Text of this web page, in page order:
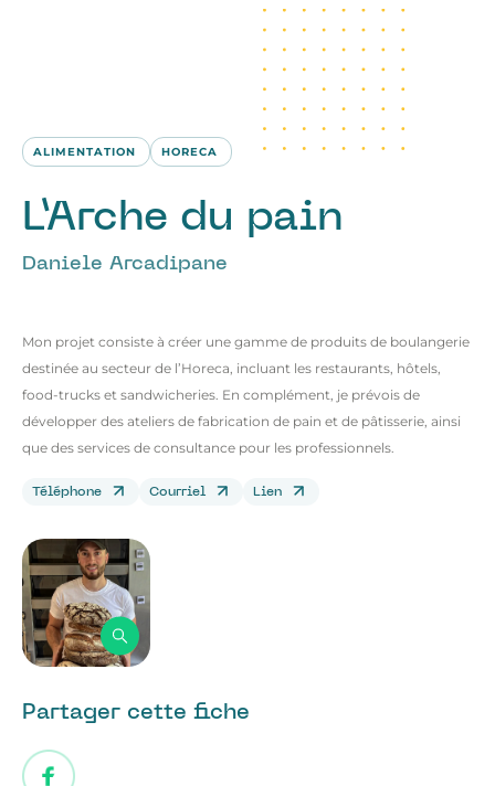
ALIMENTATION HORECA
L’Arche du pain
Daniele Arcadipane
Mon projet consiste à créer une gamme de produits de boulangerie
destinée au secteur de l’Horeca, incluant les restaurants, hôtels,
food-trucks et sandwicheries. En complément, je prévois de
développer des ateliers de fabrication de pain et de pâtisserie, ainsi
que des services de consultance pour les professionnels.
Téléphone Courriel Lien
Partager cette fiche